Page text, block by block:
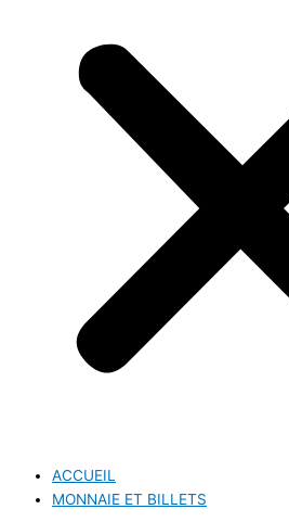
ACCUEIL
MONNAIE ET BILLETS